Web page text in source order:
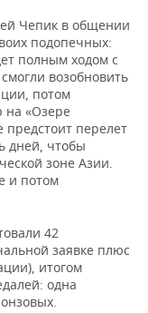
Чепик в общении
подопечных:
полным ходом с
возобновить
потом
на «Озере
предстоит перелет
дней, чтобы
зоне Азии.
и потом
42
заявке плюс
итогом
одна